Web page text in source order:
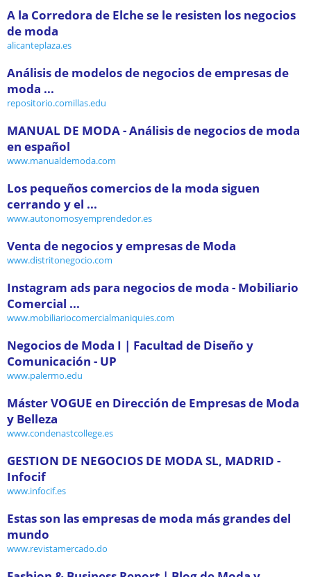
A la Corredora de Elche se le resisten los negocios
de moda
alicanteplaza.es
Análisis de modelos de negocios de empresas de
moda ...
repositorio.comillas.edu
MANUAL DE MODA - Análisis de negocios de moda
en español
www.manualdemoda.com
Los pequeños comercios de la moda siguen
cerrando y el ...
www.autonomosyemprendedor.es
Venta de negocios y empresas de Moda
www.distritonegocio.com
Instagram ads para negocios de moda - Mobiliario
Comercial ...
www.mobiliariocomercialmaniquies.com
Negocios de Moda I | Facultad de Diseño y
Comunicación - UP
www.palermo.edu
Máster VOGUE en Dirección de Empresas de Moda
y Belleza
www.condenastcollege.es
GESTION DE NEGOCIOS DE MODA SL, MADRID -
Infocif
www.infocif.es
Estas son las empresas de moda más grandes del
mundo
www.revistamercado.do